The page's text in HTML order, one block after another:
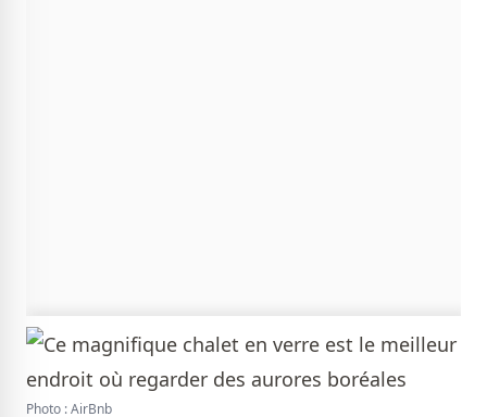
Photo : AirBnb